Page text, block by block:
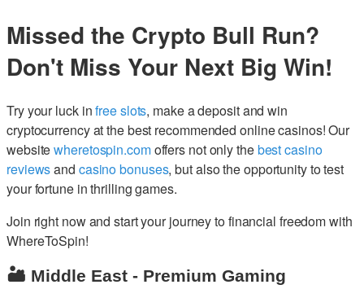
Missed the Crypto Bull Run?
Don't Miss Your Next Big Win!
Try your luck infree slots, make a deposit and win
cryptocurrency at the best recommended online casinos! Our
websitewheretospin.comoffers not only thebest casino
reviewsand casino bonuses, but also the opportunity to test
your fortune in thrilling games.
Join right now and start your journey to financial freedom with
WhereToSpin!
🏜️ Middle East - Premium Gaming